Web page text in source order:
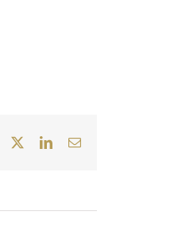
Facebook
TwitterLinkedIn
E-